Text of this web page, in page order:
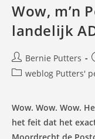
Wow, m’n
landelijk
Bericht
auteur:
Bernie Putters
Berichtcategorie:
weblog Putters'
Wow. Wow. Wow.
het feit dat het
Moordrecht de